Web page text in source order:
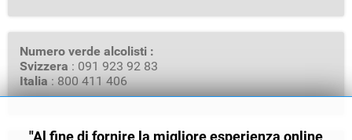
Numero verde alcolisti :
Svizzera : 091 923 92 83
Italia : 800 411 406
"Al fine di fornire la migliore esperienza online